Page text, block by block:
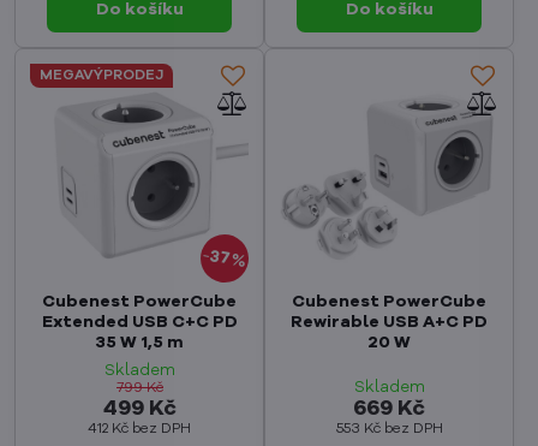
Do košíku Do košíku
37%
MEGAVÝPRODEJ
Cubenest PowerCube
Extended USB C+C PD
35 W 1,5 m
Skladem
499 Kč
412 Kč bez DPH
799 Kč
Cubenest PowerCube
Rewirable USB A+C PD
20 W
Skladem
669 Kč
553 Kč bez DPH